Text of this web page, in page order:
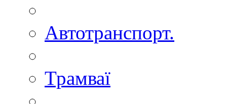
Автотранспорт.
Трамваї